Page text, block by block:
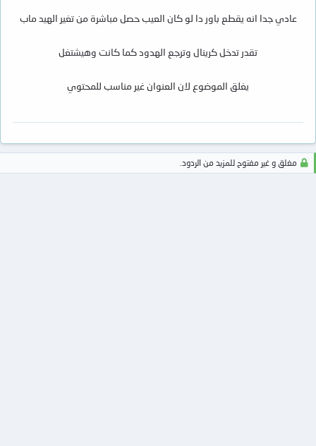
عادي جدا انه يقطع باور دا لو كان العيب حصل مباشرة من تغير الهيد ماب
تقدر تدخل كرينال وترجع الهدود كما كانت وهيشتغل
يغلق الموضوع لان العنوان غير مناسب للمحتوي
مغلق و غير مفتوح للمزيد من الردود.